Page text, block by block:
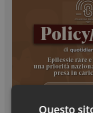
Questo